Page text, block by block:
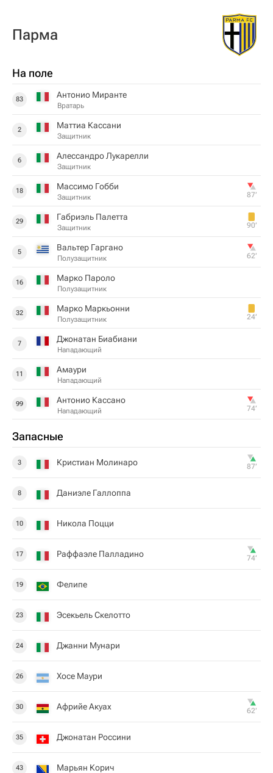
Парма
На поле
83 Антонио Миранте
Вратарь
2 Маттиа Кассани
Защитник
6 Алессандро Лукарелли
Защитник
18 Массимо Гобби
Защитник 87‎’‎
29 Габриэль Палетта
Защитник 90‎’‎
5 Вальтер Гаргано
Полузащитник 62‎’‎
16 Марко Пароло
Полузащитник
32 Марко Маркьонни
Полузащитник 24‎’‎
7 Джонатан Биабиани
Нападающий
11 Амаури
Нападающий
99 Антонио Кассано
Нападающий 74‎’‎
Запасные
3 Кристиан Молинаро 87‎’‎
8 Даниэле Галлоппа
10 Никола Поцци
17 Раффаэле Палладино 74‎’‎
19 Фелипе
23 Эсекьель Скелотто
24 Джанни Мунари
26 Хосе Маури
30 Африйе Акуах 62‎’‎
35 Джонатан Россини
43 Марьян Корич